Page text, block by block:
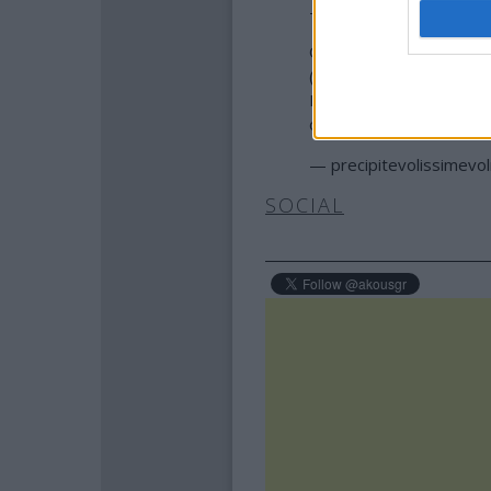
—
Orrore in Calabria: 4
(Cosenza). Le portiere
Due fermati per
caporalato tra lavoratori
—
SOCIAL